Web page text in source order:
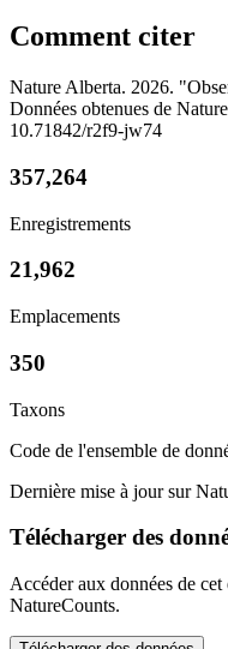
Comment citer
Nature Alberta. 2026.
Données obtenues de
10.71842/r2f9-jw74
357,264
Enregistrements
21,962
Emplacements
350
Taxons
Code de l'ensemble de
Dernière mise à jour sur
Télécharger des
Accéder aux données de
NatureCounts.